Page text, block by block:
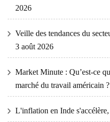
2026
Veille des tendances du
3 août 2026
Market Minute : Qu’est-ce
marché du travail américain ?
L'inflation en Inde